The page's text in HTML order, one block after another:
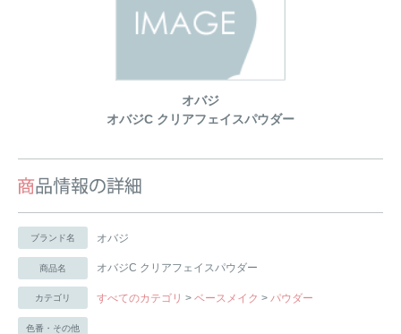
オバジ
オバジC クリアフェイスパウダー
ブランド名 オバジ
商品名 オバジC クリアフェイスパウダー
カテゴリ すべてのカテゴリ > ベースメイク > パウダー
色番・その他